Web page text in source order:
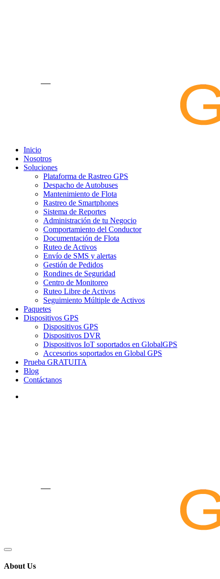
Inicio
Nosotros
Soluciones
Plataforma de Rastreo GPS
Despacho de Autobuses
Mantenimiento de Flota
Rastreo de Smartphones
Sistema de Reportes
Administración de tu Negocio
Comportamiento del Conductor
Documentación de Flota
Ruteo de Activos
Envío de SMS y alertas
Gestión de Pedidos
Rondines de Seguridad
Centro de Monitoreo
Ruteo Libre de Activos
Seguimiento Múltiple de Activos
Paquetes
Dispositivos GPS
Dispositivos GPS
Dispositivos DVR
Dispositivos IoT soportados en GlobalGPS
Accesorios soportados en Global GPS
Prueba GRATUITA
Blog
Contáctanos
About Us